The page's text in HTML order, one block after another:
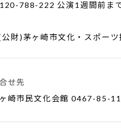
788-222 公演1週間前ま
財)茅ヶ崎市文化・スポーツ
せ先
崎市民文化会館 0467-85-